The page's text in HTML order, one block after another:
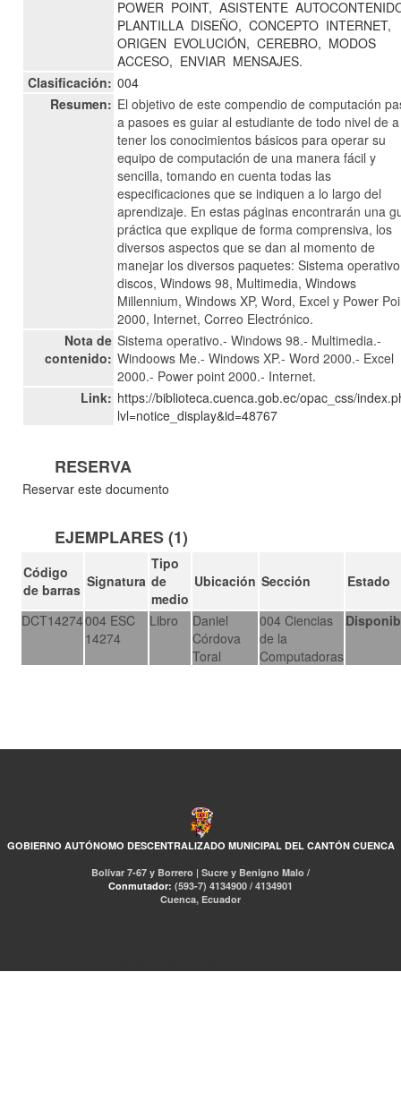
POWER POINT, ASISTENTE
PLANTILLA DISEÑO, CONCEPTO INTERNET,
ORIGEN EVOLUCIÓN, CEREBRO, MODOS
ACCESO, ENVIAR MENSAJES.
Clasificación: 004
Resumen: El objetivo de este compendio de computación
a pasoes es guiar al estudiante de todo nivel de a
tener los conocimientos básicos para operar su
equipo de computación de una manera fácil y
sencilla, tomando en cuenta todas las
especificaciones que se indiquen a lo largo del
aprendizaje. En estas páginas encontrarán una
práctica que explique de forma comprensiva, los
diversos aspectos que se dan al momento de
manejar los diversos paquetes: Sistema
discos, Windows 98, Multimedia, Windows
Millennium, Windows XP, Word, Excel y Power
2000, Internet, Correo Electrónico.
Nota de
contenido:
Sistema operativo.- Windows 98.- Multimedia.-
Windoows Me.- Windows XP.- Word 2000.- Excel
2000.- Power point 2000.- Internet.
Link: https://biblioteca.cuenca.gob.ec/opac_css/
lvl=notice_display&id=48767
RESERVA
Reservar este documento
EJEMPLARES (1)
Código
de barras Signatura
Tipo
de
medio
Ubicación Sección Estado
DCT14274004 ESC
14274
Libro
Daniel
Córdova
Toral
004 Ciencias
de la
Computadoras
GOBIERNO AUTÓNOMO DESCENTRALIZADO MUNICIPAL DEL CANTÓN CUENCA
Bolívar 7-67 y Borrero | Sucre y Benigno Malo /
Conmutador: (593-7) 4134900 / 4134901
Cuenca, Ecuador